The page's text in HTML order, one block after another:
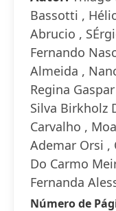
Bassotti ,
Abrucio ,
Fernando
Almeida ,
Regina
Silva Birkholz
Carvalho ,
Ademar Orsi ,
Do Carmo
Fernanda
Número de